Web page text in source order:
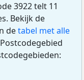
3922 telt 11
Bekijk de
detabel met alle